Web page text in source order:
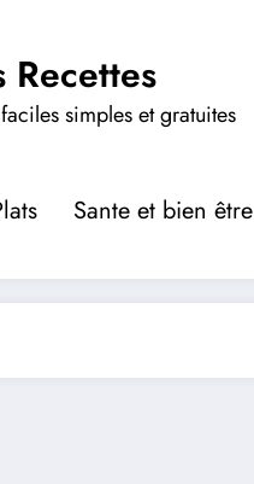
Recettes
simples et gratuites
Sante et bien être